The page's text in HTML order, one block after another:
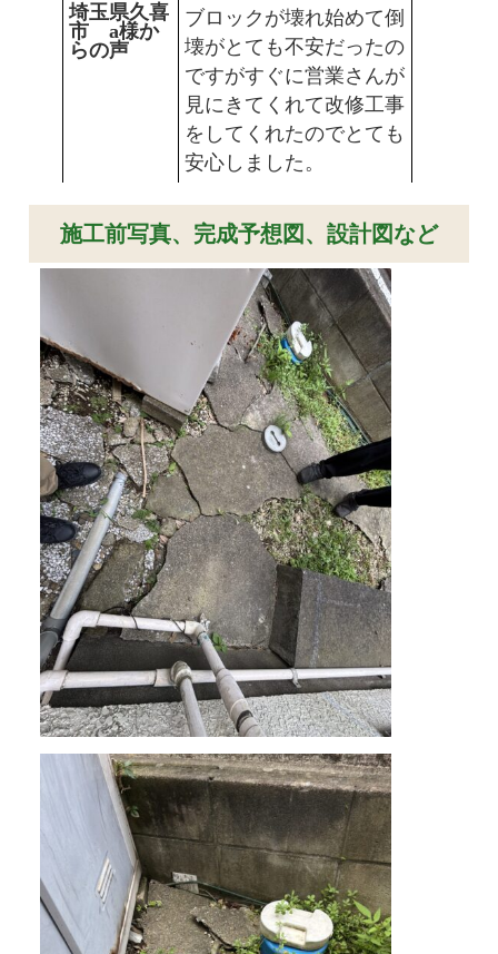
埼玉県久喜
市 a様か
らの声
ブロックが壊れ始めて倒
壊がとても不安だったの
ですがすぐに営業さんが
見にきてくれて改修工事
をしてくれたのでとても
安心しました。
施工前写真、完成予想図、設計図など